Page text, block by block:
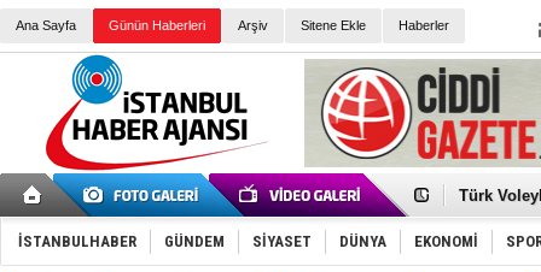
Ana Sayfa Günün Haberleri Arşiv Sitene Ekle Haberler
Elena
Türk
Töreninde
İkinci El
Guguk
Sneaker
İSTANBULHABER GÜNDEM SİYASET DÜNYA EKONOMİ